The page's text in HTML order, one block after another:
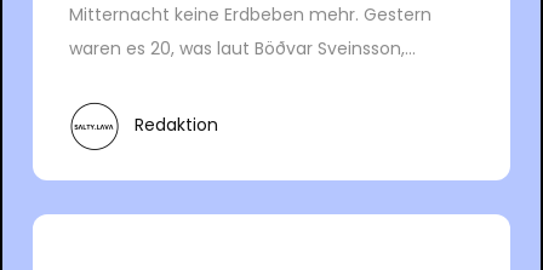
Mitternacht keine Erdbeben mehr. Gestern
waren es 20, was laut Böðvar Sveinsson,...
Redaktion